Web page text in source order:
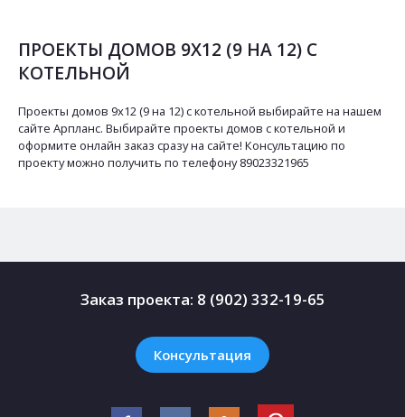
ПРОЕКТЫ ДОМОВ 9Х12 (9 НА 12) С
КОТЕЛЬНОЙ
Проекты домов 9х12 (9 на 12) с котельной выбирайте на нашем
сайте Арпланс. Выбирайте проекты домов с котельной и
оформите онлайн заказ сразу на сайте! Консультацию по
проекту можно получить по телефону 89023321965
Заказ проекта: 8 (902) 332-19-65
Консультация